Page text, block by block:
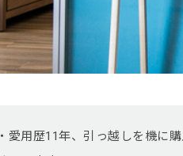
・愛用歴11年、引っ越しを機に